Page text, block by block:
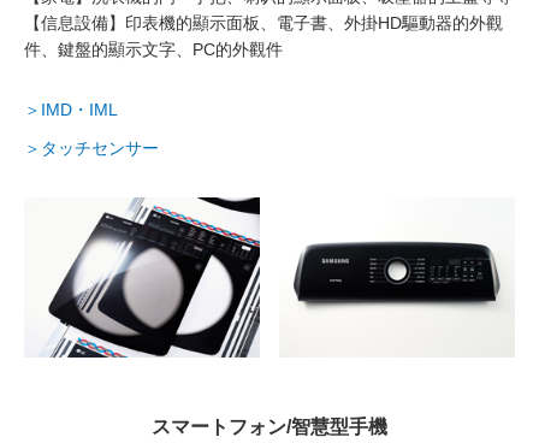
【信息設備】印表機的顯示面板、電⼦書、外掛HD驅動器的外觀
件、鍵盤的顯示文字、PC的外觀件
＞IMD・IML
＞タッチセンサー
スマートフォン/智慧型手機